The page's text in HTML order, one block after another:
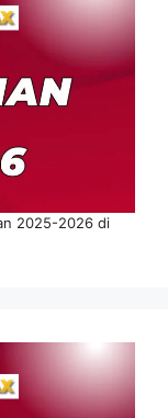
2025-2026 di